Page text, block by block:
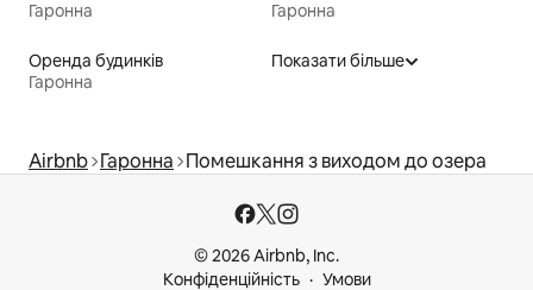
Гаронна
Гаронна
Оренда будинків
Гаронна
Показати більше
Airbnb Гаронна Помешкання з виходом до озера
© 2026 Airbnb, Inc.
Конфіденційність
Умови